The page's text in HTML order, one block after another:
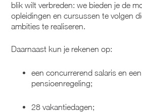
blik wilt verbreden: we bieden je de
opleidingen en cursussen te volgen
ambities te realiseren.
Daarnaast kun je rekenen op:
een concurrerend salaris en
pensioenregeling;
28 vakantiedagen;